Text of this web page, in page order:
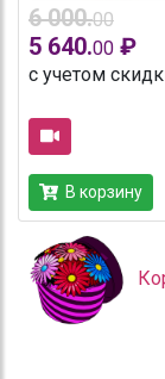
6 000.00
5 640.00 ₽
с учетом
В корзину